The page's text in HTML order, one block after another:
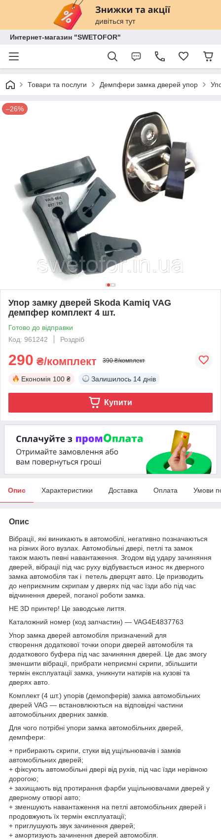
Интернет-магазин "SWETOFOR"
Товари та послуги Демпфери замка дверей упор
–26%
Упор замку дверей Skoda Kamiq VAG
демпфер комплект 4 шт.
Готово до відправки
Код: 961242
Роздріб
290 ₴/комплект 390 ₴/комплект
Економія 100 ₴ Залишилось 14 днів
Купити
Опис Характеристики Доставка Оплата Умови
Опис
Вібрації, які виникають в автомобілі, негативно позначаються
на різних його вузлах. Автомобільні двері, петлі та замок
також мають певні навантаження. Згодом від удару зачиняння
дверей, вібрації під час руху відбувається износ як дверного
замка автомобіля так і петель дверцят авто. Це призводить
до неприємним скрипам у дверях під час їзди або під час
відчинення дверей, поганої роботи замка.
НЕ 3D принтер! Це заводське лиття.
Каталожний номер (код запчастин) — VAG4E4837763
Упор замка дверей автомобіля призначений для
створення додаткової точки опори дверей автомобіля та
додаткового буфера під час зачиняння дверей. Це дає змогу
зменшити вібрації, прибрати неприємні скрипи, збільшити
термін експлуатації замка, уникнути натирів на кузові та
дверях авто.
Комплект (4 шт.) упорів (демопферів) замка автомобільних
дверей VAG — встановлюються на відповідні частини
автомобільних дверних замків.
Для чого потрібні упори замка автомобільних дверей,
демпфери:
+ прибирають скрипи, стуки від ущільнювачів і замків
автомобільних дверей;
+ фіксують автомобільні двері від рухів, під час їзди нерівною
дорогою;
+ захищають від протирання фарби ущільнювачами дверей у
дверному отворі авто;
+ зменшують навантаження на петлі автомобільних дверей і
продовжують їх термін експлуатації;
+ приглушують звук зачинення дверей;
+ амортизують зачинення дверей автомобіля.